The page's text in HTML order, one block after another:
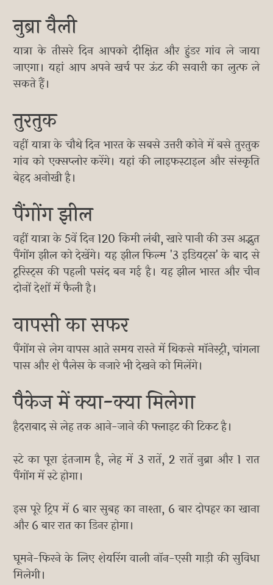
नुब्रा वैली
यात्रा के तीसरे दिन आपको दीक्षित और हुंडर गांव ले जाया
जाएगा। यहां आप अपने खर्च पर ऊंट की सवारी का लुत्फ ले
सकते हैं।
तुरतुक
वहीं यात्रा के चौथे दिन भारत के सबसे उत्तरी कोने में बसे तुरतुक
गांव को एक्सप्लोर करेंगे। यहां की लाइफस्टाइल और संस्कृति
बेहद अनोखी है।
पैंगोंग झील
वहीं यात्रा के 5वें दिन 120 किमी लंबी, खारे पानी की उस अद्भुत
पैंगोंग झील को देखेंगे। यह झील फिल्म '3 इडियट्स' के बाद से
टूरिस्ट्स की पहली पसंद बन गई है। यह झील भारत और चीन
दोनों देशों में फैली है।
वापसी का सफर
पैंगोंग से लेग वापस आते समय रास्ते में थिकसे मॉनेस्ट्री, चांगला
पास और शे पैलेस के नजारे भी देखने को मिलेंगे।
पैकेज में क्या-क्या मिलेगा
हैदराबाद से लेह तक आने-जाने की फ्लाइट की टिकट है।
स्टे का पूरा इंतजाम है, लेह में 3 रातें, 2 रातें नुब्रा और 1 रात
पैंगोंग में स्टे होगा।
इस पूरे ट्रिप में 6 बार सुबह का नाश्ता, 6 बार दोपहर का खाना
और 6 बार रात का डिनर होगा।
घूमने-फिरने के लिए शेयरिंग वाली नॉन-एसी गाड़ी की सुविधा
मिलेगी।